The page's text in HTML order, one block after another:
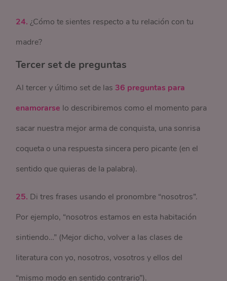
24.¿Cómo te sientes respecto a tu relación con tu
madre?
Tercer set de preguntas
Al tercer y último set de las 36 preguntas para
enamorarse lo describiremos como el momento para
sacar nuestra mejor arma de conquista, una sonrisa
coqueta o una respuesta sincera pero picante (en el
sentido que quieras de la palabra).
25. Di tres frases usando el pronombre “nosotros”.
Por ejemplo, “nosotros estamos en esta habitación
sintiendo…” (Mejor dicho, volver a las clases de
literatura con yo, nosotros, vosotros y ellos del
“mismo modo en sentido contrario”).